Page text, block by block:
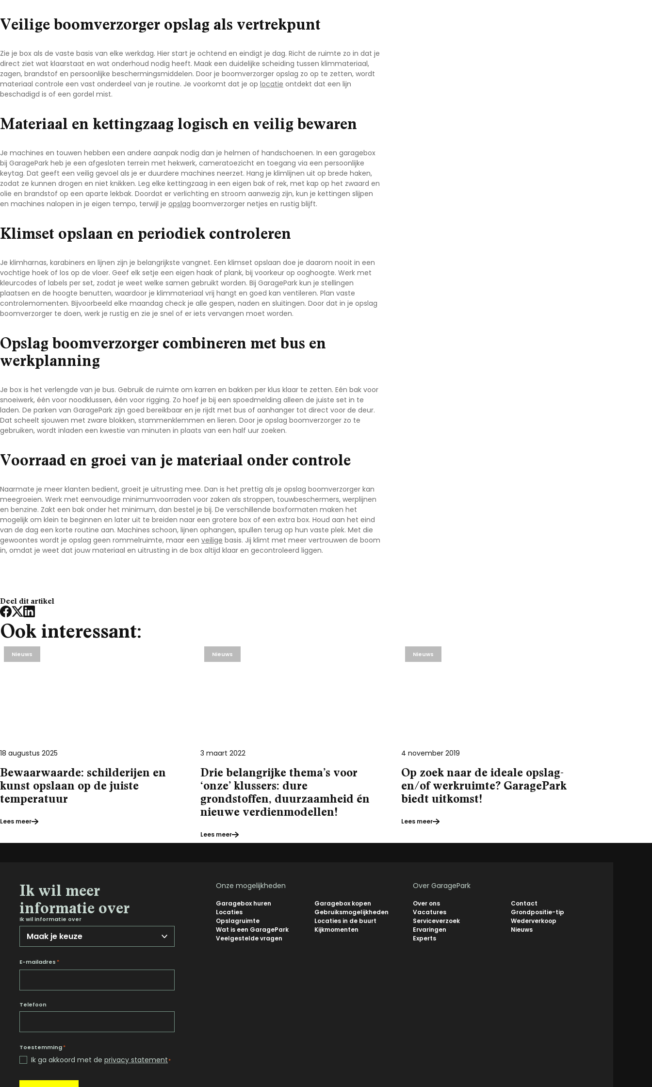
Noord-Holland
Utrecht
Zeeland
Zuid-Holland
Veilige boomverzorger opslag als vertrekpunt
Zie je box als de vaste basis van elke werkdag. Hier start je ochtend en eindigt je dag. Richt de ruimte zo in dat je
direct ziet wat klaarstaat en wat onderhoud nodig heeft. Maak een duidelijke scheiding tussen klimmateriaal,
zagen, brandstof en persoonlijke beschermingsmiddelen. Door je boomverzorger opslag zo op te zetten, wordt
materiaal controle een vast onderdeel van je routine. Je voorkomt dat je op locatie ontdekt dat een lijn
beschadigd is of een gordel mist.
Materiaal en kettingzaag logisch en veilig bewaren
Je machines en touwen hebben een andere aanpak nodig dan je helmen of handschoenen. In een garagebox
bij GaragePark heb je een afgesloten terrein met hekwerk, cameratoezicht en toegang via een persoonlijke
keytag. Dat geeft een veilig gevoel als je er duurdere machines neerzet. Hang je klimlijnen uit op brede haken,
zodat ze kunnen drogen en niet knikken. Leg elke kettingzaag in een eigen bak of rek, met kap op het zwaard en
olie en brandstof op een aparte lekbak. Doordat er verlichting en stroom aanwezig zijn, kun je kettingen slijpen
en machines nalopen in je eigen tempo, terwijl je opslag boomverzorger netjes en rustig blijft.
Klimset opslaan en periodiek controleren
Je klimharnas, karabiners en lijnen zijn je belangrijkste vangnet. Een klimset opslaan doe je daarom nooit in een
vochtige hoek of los op de vloer. Geef elk setje een eigen haak of plank, bij voorkeur op ooghoogte. Werk met
kleurcodes of labels per set, zodat je weet welke samen gebruikt worden. Bij GaragePark kun je stellingen
plaatsen en de hoogte benutten, waardoor je klimmateriaal vrij hangt en goed kan ventileren. Plan vaste
controlemomenten. Bijvoorbeeld elke maandag check je alle gespen, naden en sluitingen. Door dat in je opslag
boomverzorger te doen, werk je rustig en zie je snel of er iets vervangen moet worden.
Opslag boomverzorger combineren met bus en
werkplanning
Je box is het verlengde van je bus. Gebruik de ruimte om karren en bakken per klus klaar te zetten. Eén bak voor
snoeiwerk, één voor noodklussen, één voor rigging. Zo hoef je bij een spoedmelding alleen de juiste set in te
laden. De parken van GaragePark zijn goed bereikbaar en je rijdt met bus of aanhanger tot direct voor de deur.
Dat scheelt sjouwen met zware blokken, stammenklemmen en lieren. Door je opslag boomverzorger zo te
gebruiken, wordt inladen een kwestie van minuten in plaats van een half uur zoeken.
Voorraad en groei van je materiaal onder controle
Naarmate je meer klanten bedient, groeit je uitrusting mee. Dan is het prettig als je opslag boomverzorger kan
meegroeien. Werk met eenvoudige minimumvoorraden voor zaken als stroppen, touwbeschermers, werplijnen
en benzine. Zakt een bak onder het minimum, dan bestel je bij. De verschillende boxformaten maken het
mogelijk om klein te beginnen en later uit te breiden naar een grotere box of een extra box. Houd aan het eind
van de dag een korte routine aan. Machines schoon, lijnen ophangen, spullen terug op hun vaste plek. Met die
gewoontes wordt je opslag geen rommelruimte, maar een veilige basis. Jij klimt met meer vertrouwen de boom
in, omdat je weet dat jouw materiaal en uitrusting in de box altijd klaar en gecontroleerd liggen.
Deel dit artikel
Ook interessant:
18 augustus 2025
Bewaarwaarde: schilderijen en
kunst opslaan op de juiste
temperatuur
Lees meer
Nieuws
3 maart 2022
Drie belangrijke thema’s voor
‘onze’ klussers: dure
grondstoffen, duurzaamheid én
nieuwe verdienmodellen!
Lees meer
Nieuws
4 november 2019
Op zoek naar de ideale opslag-
en/of werkruimte? GaragePark
biedt uitkomst!
Lees meer
Nieuws
Ik wil meer
informatie over
Ik wil informatie over
E-mailadres *
Telefoon
Toestemming*
Ik ga akkoord met de privacy statement*
Onze mogelijkheden
Garagebox huren
Garagebox kopen
Locaties
Gebruiksmogelijkheden
Opslagruimte
Locaties in de buurt
Wat is een GaragePark
Kijkmomenten
Veelgestelde vragen
Over GaragePark
Over ons
Contact
Vacatures
Grondpositie-tip
Serviceverzoek
Wederverkoop
Ervaringen
Nieuws
Experts